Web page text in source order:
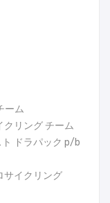
ーム
クリング チーム
ドラパック p/b
サイクリング